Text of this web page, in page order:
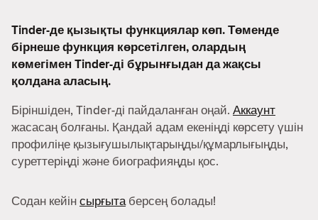
Tinder-де қызықты функциялар көп. Төменде
бірнеше функция көрсетілген, олардың
көмегімен Tinder-ді бұрынғыдан да жақсы
қолдана аласың.
Біріншіден, Tinder-ді пайдаланған оңай. Аккаунт
жасасаң болғаны. Қандай адам екеніңді көрсету үшін
профиліңе қызығушылықтарыңды/құмарлығыңды,
суреттеріңді және биографияңды қос.
Содан кейінсырғытаберсең болады!